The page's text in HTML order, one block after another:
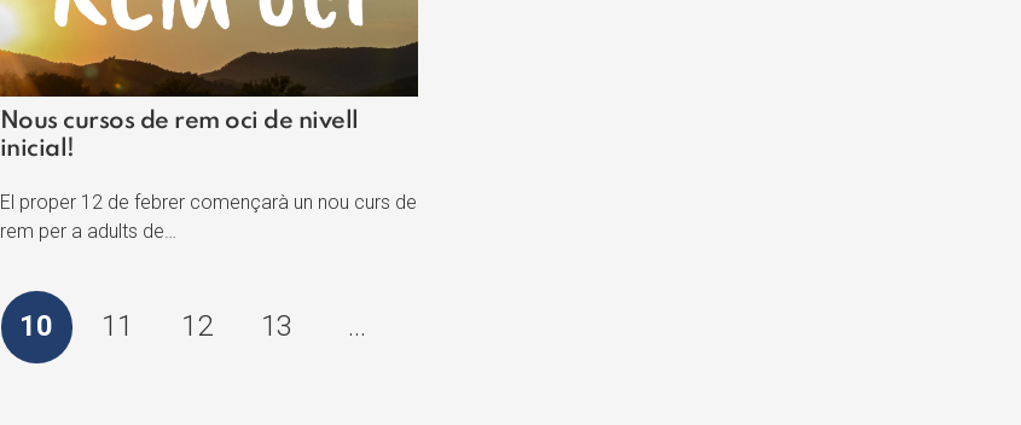
Nous cursos de rem oci de nivell
inicial!
El proper 12 de febrer començarà un nou curs de
rem per a adults de…
10 11 12 13 …